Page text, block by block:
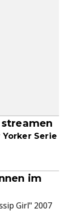
Serie
im
Girl" 2007